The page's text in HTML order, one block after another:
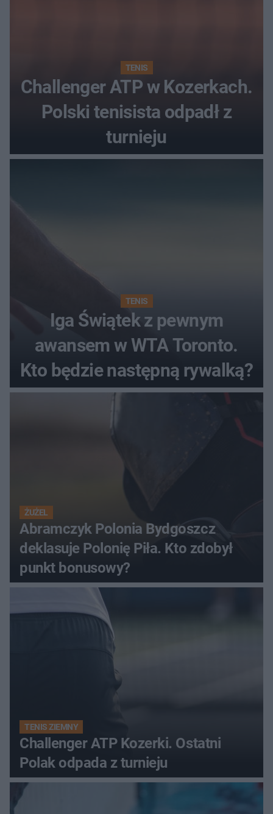
TENIS
Challenger ATP w Kozerkach.
Polski tenisista odpadł z
turnieju
TENIS
Iga Świątek z pewnym
awansem w WTA Toronto.
Kto będzie następną rywalką?
ŻUŻEL
Abramczyk Polonia Bydgoszcz
deklasuje Polonię Piła. Kto zdobył
punkt bonusowy?
TENIS ZIEMNY
Challenger ATP Kozerki. Ostatni
Polak odpada z turnieju